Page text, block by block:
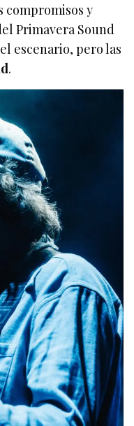
compromisos y
Primavera Sound
escenario, pero las
.